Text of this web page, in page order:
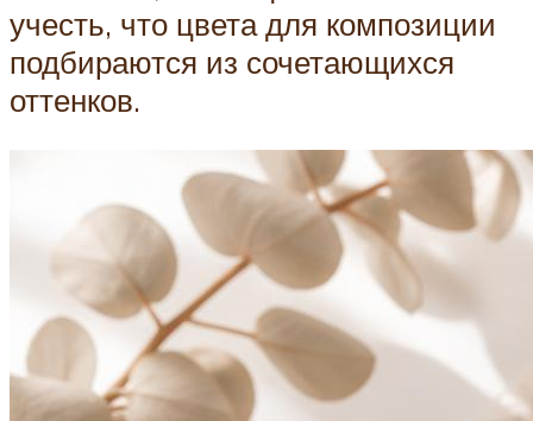
учесть, что цвета для композиции
подбираются из сочетающихся
оттенков.